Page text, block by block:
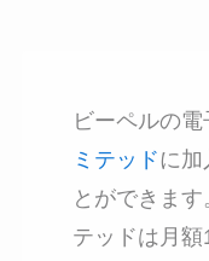
ビーペルの電
ミテッドに加
とができます
テッドは月